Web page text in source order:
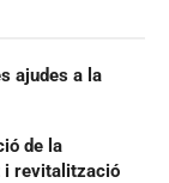
ajudes a la
de la
i revitalització